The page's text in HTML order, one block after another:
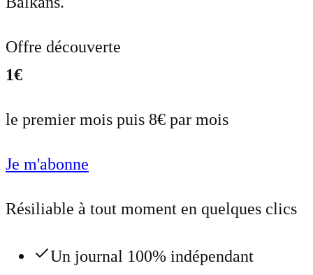
Offre découverte
1€
le premier mois puis 8€ par mois
Je m'abonne
Résiliable à tout moment en quelques clics
Un journal 100% indépendant